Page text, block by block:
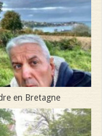
en Bretagne